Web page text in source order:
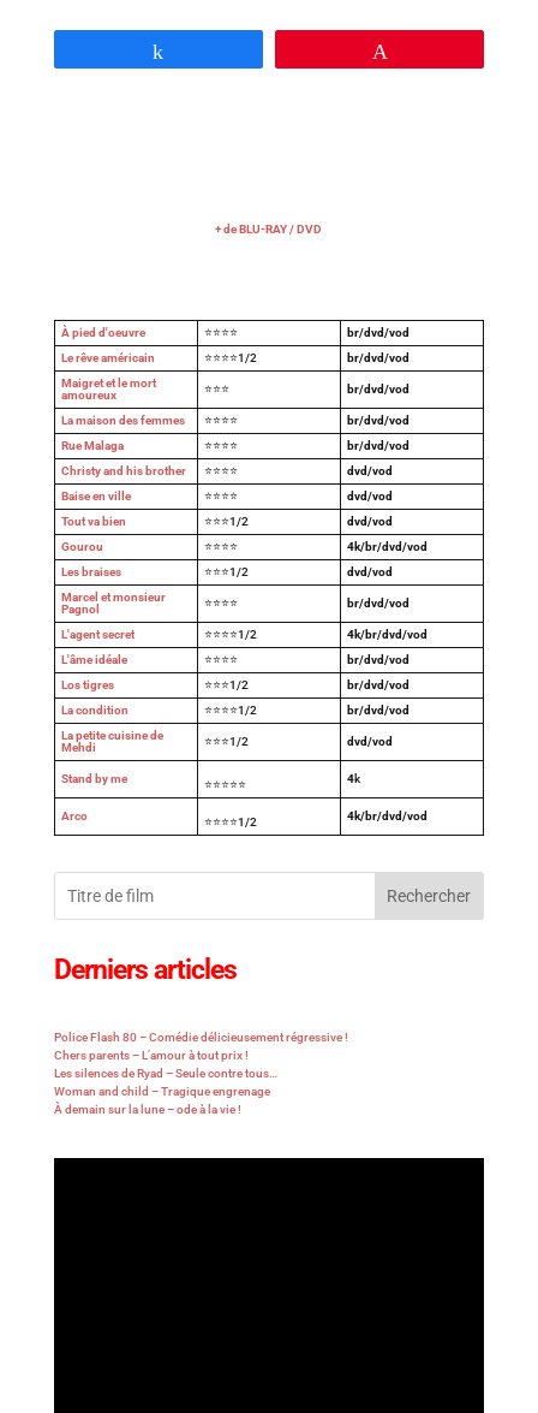
+ de BLU-RAY / DVD
À pied d'oeuvre ⭐⭐⭐⭐
br/dvd/vod
Le rêve américain
⭐⭐⭐⭐1/2
br/dvd/vod
Maigret et le mort
amoureux
⭐⭐⭐ br/dvd/vod
La maison des femmes ⭐⭐⭐⭐
br/dvd/vod
Rue Malaga
⭐⭐⭐⭐
br/dvd/vod
Christy and his brother
⭐⭐⭐⭐
dvd/vod
Baise en ville
⭐⭐⭐⭐
dvd/vod
Tout va bien
⭐⭐⭐1/2
dvd/vod
Gourou
⭐⭐⭐⭐
4k/br/dvd/vod
Les braises
⭐⭐⭐1/2
dvd/vod
Marcel et monsieur
Pagnol
⭐⭐⭐⭐ br/dvd/vod
L'agent secret ⭐⭐⭐⭐1/2
4k/br/dvd/vod
L'âme idéale
⭐⭐⭐⭐
br/dvd/vod
Los tigres
⭐⭐⭐1/2
br/dvd/vod
La condition
⭐⭐⭐⭐1/2
br/dvd/vod
La petite cuisine de
Mehdi
⭐⭐⭐1/2 dvd/vod
Stand by me ⭐⭐⭐⭐⭐ 4k
Arco ⭐⭐⭐⭐1/2 4k/br/dvd/vod
Rechercher
Derniers articles
Police Flash 80 – Comédie délicieusement régressive !
Chers parents – L’amour à tout prix !
Les silences de Ryad – Seule contre tous…
Woman and child – Tragique engrenage
À demain sur la lune – ode à la vie !